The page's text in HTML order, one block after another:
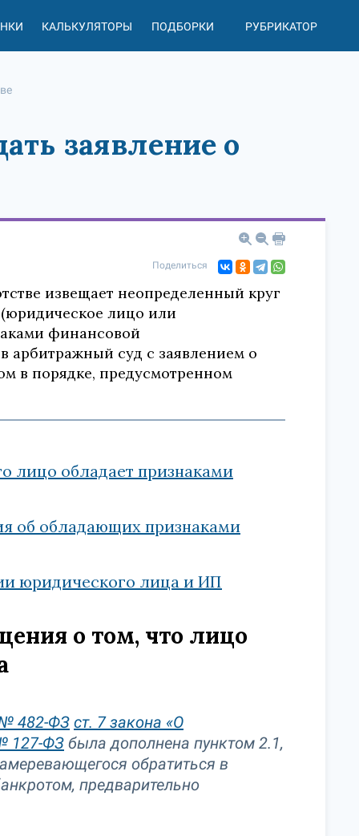
КАЛЬКУЛЯТОРЫ ПОДБОРКИ РУБРИКАТОР
заявление о
Поделиться
извещает неопределенный круг
(юридическое лицо или
финансовой
арбитражный суд с заявлением о
в порядке, предусмотренном
лицо обладает признаками
об обладающих признаками
юридического лица и ИП
о том, что лицо
№ 482-ФЗ ст. 7 закона «О
127-ФЗ была дополнена пунктом 2.1,
обратиться в
предварительно